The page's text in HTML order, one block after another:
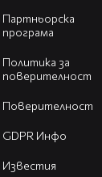
Партньорска
програма
Политика за
поверителност
Поверителност
GDPR Инфо
Известия